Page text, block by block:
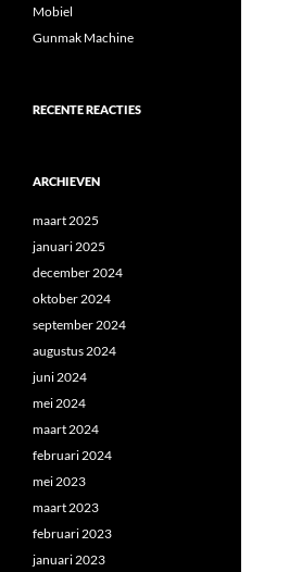
Mobiel
Gunmak Machine
RECENTE REACTIES
ARCHIEVEN
maart 2025
januari 2025
december 2024
oktober 2024
september 2024
augustus 2024
juni 2024
mei 2024
maart 2024
februari 2024
mei 2023
maart 2023
februari 2023
januari 2023